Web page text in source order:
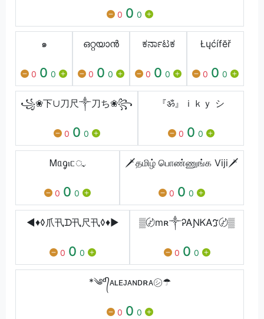
0 0 0
๑
0 0 0
ഒറ്റയാന്‍
0 0 0
ಕರ್ನಾಟಕ
0 0 0
Łųćífĕř
0 0 0
꧁❀下∪刀尺༒刀ち❀꧂
0 0 0
『ॐ』ｉｋｙ シ
0 0 0
Ꮇᥲᧁⲓᥴᤩ
0 0 0
🗡️தமிழ் பொண்ணுங்க Viji🗡️
0 0 0
◄♦◊爪卂ᗪ卂尺卂◊♦►
0 0 0
▒〄mʀ༒ᎮᎪƝᏦᎪℑ〄▒
0 0 0
*༄ᵈ᭄ᴀʟᴇᴊᴀɴᴅʀᴀ㋛☂︎
0 0 0